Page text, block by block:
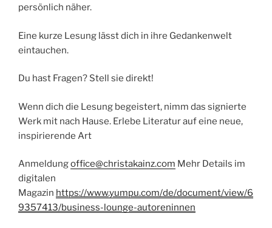
persönlich näher.
Eine kurze Lesung lässt dich in ihre Gedankenwelt
eintauchen.
Du hast Fragen? Stell sie direkt!
Wenn dich die Lesung begeistert, nimm das signierte
Werk mit nach Hause. Erlebe Literatur auf eine neue,
inspirierende Art
Anmeldungoffice@christakainz.com Mehr Details im
digitalen
Magazin https://www.yumpu.com/de/document/view/6
9357413/business-lounge-autoreninnen